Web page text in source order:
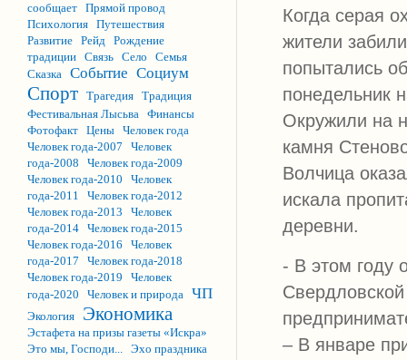
сообщает Прямой провод
Психология Путешествия
Развитие Рейд Рождение
традиции Связь Село
Семья
Сказка Событие Социум
Спорт Трагедия Традиция
Фестивальная Лысьва Финансы
Фотофакт Цены Человек года
Человек года-2007
Человек
года-2008
Человек года-2009
Человек года-2010
Человек
года-2011
Человек года-2012
Человек года-2013
Человек
года-2014 Человек года-2015
Человек года-2016
Человек
года-2017
Человек года-2018
Человек года-2019
Человек
года-2020
Человек и природа ЧП
Экология Экономика
Эстафета на призы газеты «Искра»
Это мы, Господи... Эхо праздника
Когда серая
жители
попытались
понедельник
Окружили на
камня
Волчица
искала
деревни.
- В этом году
– В январе